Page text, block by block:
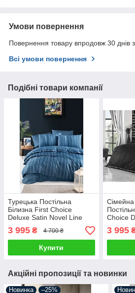
Умови повернення
Повернення товару впродовж 30 днів
Всі умови повернення
Подібні товари компанії
Турецька Постільна
Білизна First Choice
Deluxe Satin Novel Line
Cinnamon
3 995 ₴ 4 700 ₴
Купити
Choice
Square
3 995
Акційні пропозиції та новинки
Новинка –25%